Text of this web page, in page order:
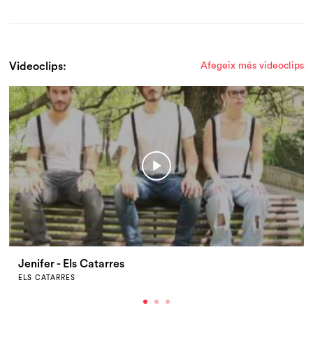
Videoclips: Afegeix més videoclips
Jenifer - Els Catarres
ELS CATARRES